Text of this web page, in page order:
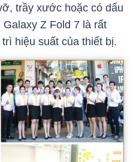
trầy xước hoặc có dấu
Z Fold 7 là rất
hiệu suất của thiết bị.